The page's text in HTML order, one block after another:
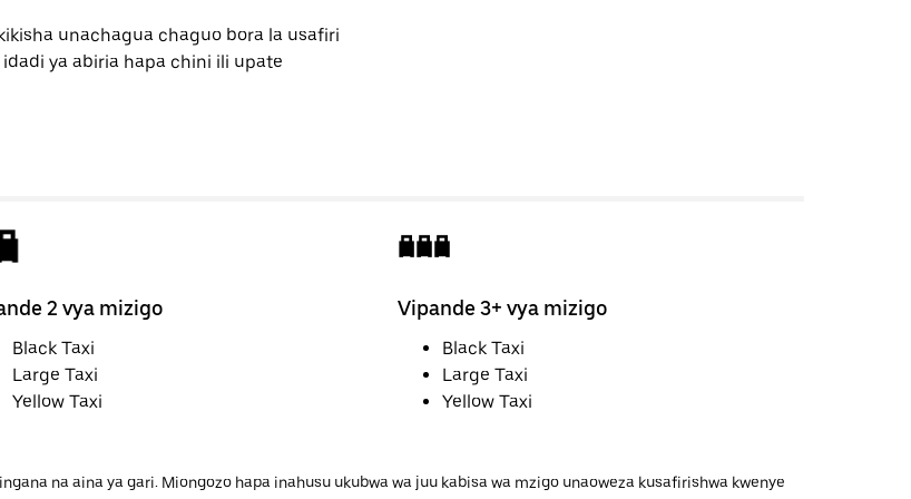
unachagua chaguo bora la usafiri
ya abiria hapa chini ili upate
2 vya mizigo
Black Taxi
Large Taxi
Yellow Taxi
Vipande 3+ vya mizigo
Black Taxi
Large Taxi
Yellow Taxi
na aina ya gari. Miongozo hapa inahusu ukubwa wa juu kabisa wa mzigo unaoweza kusafirishwa kwenye